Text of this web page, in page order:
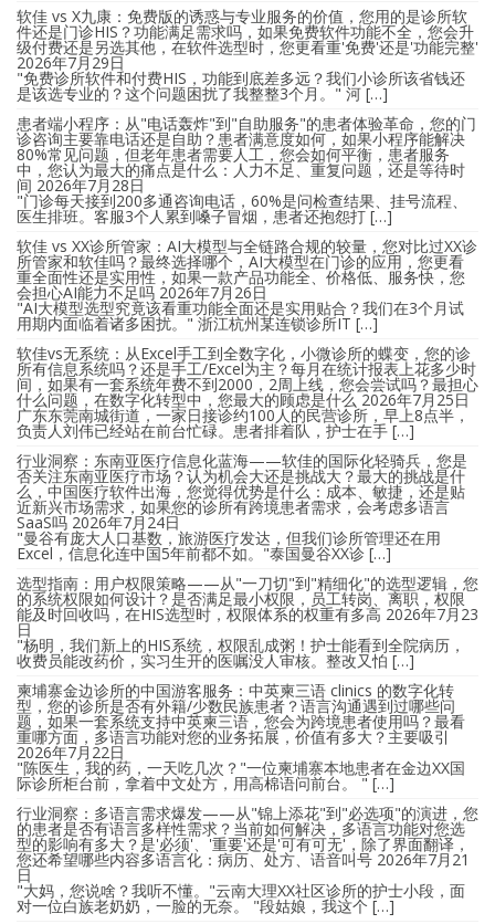
软佳 vs X九康：免费版的诱惑与专业服务的价值，您用的是诊所软
件还是门诊HIS？功能满足需求吗，如果免费软件功能不全，您会升
级付费还是另选其他，在软件选型时，您更看重'免费'还是'功能完整'
2026年7月29日
"免费诊所软件和付费HIS，功能到底差多远？我们小诊所该省钱还
是该选专业的？这个问题困扰了我整整3个月。" 河 […]
患者端小程序：从"电话轰炸"到"自助服务"的患者体验革命，您的门
诊咨询主要靠电话还是自助？患者满意度如何，如果小程序能解决
80%常见问题，但老年患者需要人工，您会如何平衡，患者服务
中，您认为最大的痛点是什么：人力不足、重复问题，还是等待时
间 2026年7月28日
"门诊每天接到200多通咨询电话，60%是问检查结果、挂号流程、
医生排班。客服3个人累到嗓子冒烟，患者还抱怨打 […]
软佳 vs XX诊所管家：AI大模型与全链路合规的较量，您对比过XX诊
所管家和软佳吗？最终选择哪个，AI大模型在门诊的应用，您更看
重全面性还是实用性，如果一款产品功能全、价格低、服务快，您
会担心AI能力不足吗 2026年7月26日
"AI大模型选型究竟该看重功能全面还是实用贴合？我们在3个月试
用期内面临着诸多困扰。" 浙江杭州某连锁诊所IT […]
软佳vs无系统：从Excel手工到全数字化，小微诊所的蝶变，您的诊
所有信息系统吗？还是手工/Excel为主？每月在统计报表上花多少时
间，如果有一套系统年费不到2000，2周上线，您会尝试吗？最担心
什么问题，在数字化转型中，您最大的顾虑是什么 2026年7月25日
广东东莞南城街道，一家日接诊约100人的民营诊所，早上8点半，
负责人刘伟已经站在前台忙碌。患者排着队，护士在手 […]
行业洞察：东南亚医疗信息化蓝海——软佳的国际化轻骑兵，您是
否关注东南亚医疗市场？认为机会大还是挑战大？最大的挑战是什
么，中国医疗软件出海，您觉得优势是什么：成本、敏捷，还是贴
近新兴市场需求，如果您的诊所有跨境患者需求，会考虑多语言
SaaS吗 2026年7月24日
"曼谷有庞大人口基数，旅游医疗发达，但我们诊所管理还在用
Excel，信息化连中国5年前都不如。"泰国曼谷XX诊 […]
选型指南：用户权限策略——从"一刀切"到"精细化"的选型逻辑，您
的系统权限如何设计？是否满足最小权限，员工转岗、离职，权限
能及时回收吗，在HIS选型时，权限体系的权重有多高 2026年7月23
日
"杨明，我们新上的HIS系统，权限乱成粥！护士能看到全院病历，
收费员能改药价，实习生开的医嘱没人审核。整改又怕 […]
柬埔寨金边诊所的中国游客服务：中英柬三语 clinics 的数字化转
型，您的诊所是否有外籍/少数民族患者？语言沟通遇到过哪些问
题，如果一套系统支持中英柬三语，您会为跨境患者使用吗？最看
重哪方面，多语言功能对您的业务拓展，价值有多大？主要吸引
2026年7月22日
"陈医生，我的药，一天吃几次？"一位柬埔寨本地患者在金边XX国
际诊所柜台前，拿着中文处方，用高棉语问前台。 " […]
行业洞察：多语言需求爆发——从"锦上添花"到"必选项"的演进，您
的患者是否有语言多样性需求？当前如何解决，多语言功能对您选
型的影响有多大？是'必须'、'重要'还是'可有可无'，除了界面翻译，
您还希望哪些内容多语言化：病历、处方、语音叫号 2026年7月21
日
"大妈，您说啥？我听不懂。"云南大理XX社区诊所的护士小段，面
对一位白族老奶奶，一脸的无奈。 "段姑娘，我这个 […]